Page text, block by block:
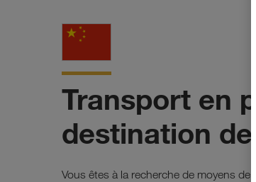
Transport en
destination de
Vous êtes à la recherche de moyens